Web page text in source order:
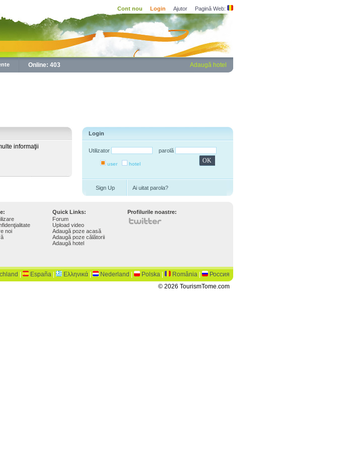
Cont nou Login Ajutor Pagină Web:
Online: 403 Adaugă hotel
informaţii
Login
Utilizator parolă
user hotel
Sign Up Ai uitat parola?
Quick Links:
Profilurile noastre:
noi
Forum
Upload video
Adaugă poze acasă
Adaugă poze călătorii
Adaugă hotel
España Ελληνικά Nederland Polska România
Россия
© 2026 TourismTome.com